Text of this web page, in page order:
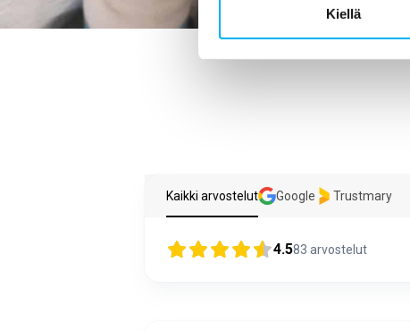
Kiellä
Kaikki arvostelut Google Trustmary
4.583 arvostelut